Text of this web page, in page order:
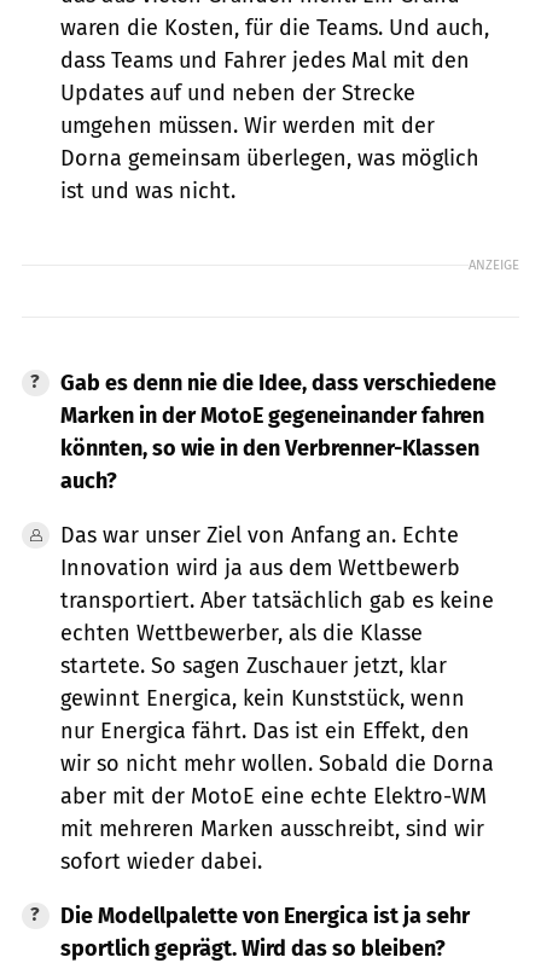
waren die Kosten, für die Teams. Und auch,
dass Teams und Fahrer jedes Mal mit den
Updates auf und neben der Strecke
umgehen müssen. Wir werden mit der
Dorna gemeinsam überlegen, was möglich
ist und was nicht.
ANZEIGE
Gab es denn nie die Idee, dass verschiedene
Marken in der MotoE gegeneinander fahren
könnten, so wie in den Verbrenner-Klassen
auch?
Das war unser Ziel von Anfang an. Echte
Innovation wird ja aus dem Wettbewerb
transportiert. Aber tatsächlich gab es keine
echten Wettbewerber, als die Klasse
startete. So sagen Zuschauer jetzt, klar
gewinnt Energica, kein Kunststück, wenn
nur Energica fährt. Das ist ein Effekt, den
wir so nicht mehr wollen. Sobald die Dorna
aber mit der MotoE eine echte Elektro-WM
mit mehreren Marken ausschreibt, sind wir
sofort wieder dabei.
Die Modellpalette von Energica ist ja sehr
sportlich geprägt. Wird das so bleiben?